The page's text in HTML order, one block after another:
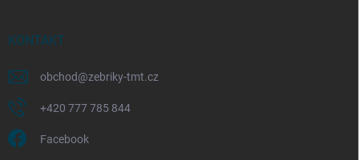
KONTAKT
obchod@zebriky-tmt.cz
+420 777 785 844
Facebook